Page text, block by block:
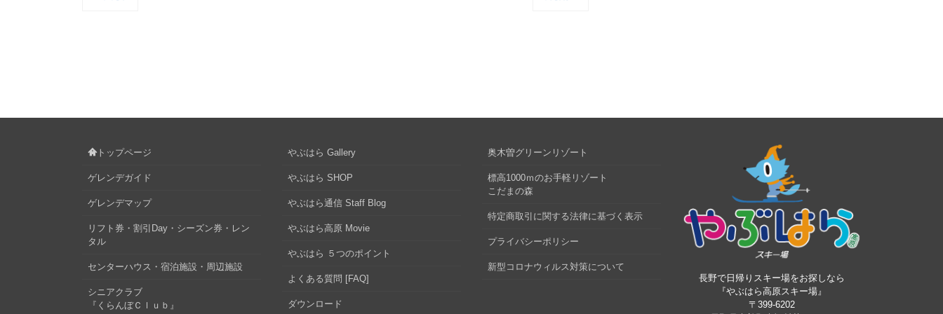
トップページ
ゲレンデガイド
ゲレンデマップ
リフト券・割引Day・シーズン券・レン
タル
センターハウス・宿泊施設・周辺施設
シニアクラブ
『くらんぼＣｌｕｂ』
やぶはら Gallery
やぶはら SHOP
やぶはら通信 Staff Blog
やぶはら高原 Movie
やぶはら ５つのポイント
よくある質問 [FAQ]
ダウンロード
奥木曽グリーンリゾート
標高1000ｍのお手軽リゾート
こだまの森
特定商取引に関する法律に基づく表示
プライバシーポリシー
新型コロナウィルス対策について
長野で日帰りスキー場をお探しなら
『やぶはら高原スキー場』
〒399-6202